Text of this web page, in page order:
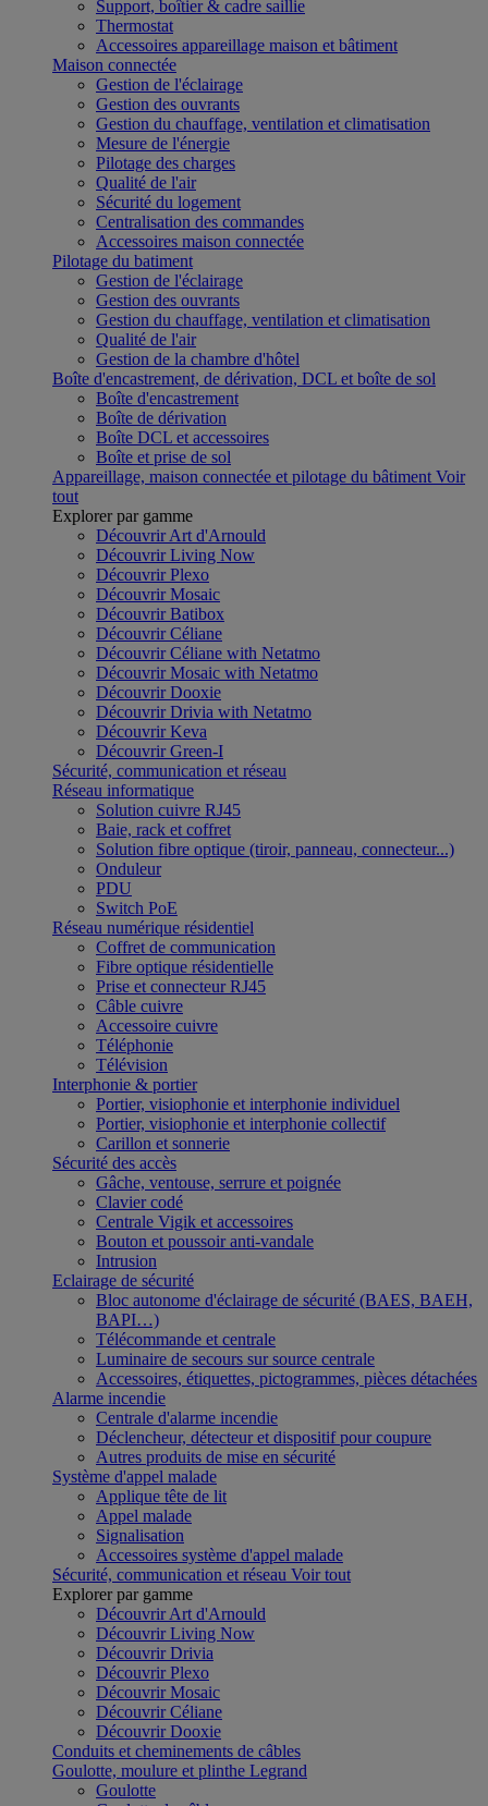
Support, boîtier & cadre saillie
Thermostat
Accessoires appareillage maison et bâtiment
Maison connectée
Gestion de l'éclairage
Gestion des ouvrants
Gestion du chauffage, ventilation et climatisation
Mesure de l'énergie
Pilotage des charges
Qualité de l'air
Sécurité du logement
Centralisation des commandes
Accessoires maison connectée
Pilotage du batiment
Gestion de l'éclairage
Gestion des ouvrants
Gestion du chauffage, ventilation et climatisation
Qualité de l'air
Gestion de la chambre d'hôtel
Boîte d'encastrement, de dérivation, DCL et boîte de sol
Boîte d'encastrement
Boîte de dérivation
Boîte DCL et accessoires
Boîte et prise de sol
Appareillage, maison connectée et pilotage du bâtiment Voir
tout
Explorer par gamme
Découvrir Art d'Arnould
Découvrir Living Now
Découvrir Plexo
Découvrir Mosaic
Découvrir Batibox
Découvrir Céliane
Découvrir Céliane with Netatmo
Découvrir Mosaic with Netatmo
Découvrir Dooxie
Découvrir Drivia with Netatmo
Découvrir Keva
Découvrir Green-I
Sécurité, communication et réseau
Réseau informatique
Solution cuivre RJ45
Baie, rack et coffret
Solution fibre optique (tiroir, panneau, connecteur...)
Onduleur
PDU
Switch PoE
Réseau numérique résidentiel
Coffret de communication
Fibre optique résidentielle
Prise et connecteur RJ45
Câble cuivre
Accessoire cuivre
Téléphonie
Télévision
Interphonie & portier
Portier, visiophonie et interphonie individuel
Portier, visiophonie et interphonie collectif
Carillon et sonnerie
Sécurité des accès
Gâche, ventouse, serrure et poignée
Clavier codé
Centrale Vigik et accessoires
Bouton et poussoir anti-vandale
Intrusion
Eclairage de sécurité
Bloc autonome d'éclairage de sécurité (BAES, BAEH,
BAPI…)
Télécommande et centrale
Luminaire de secours sur source centrale
Accessoires, étiquettes, pictogrammes, pièces détachées
Alarme incendie
Centrale d'alarme incendie
Déclencheur, détecteur et dispositif pour coupure
Autres produits de mise en sécurité
Système d'appel malade
Applique tête de lit
Appel malade
Signalisation
Accessoires système d'appel malade
Sécurité, communication et réseau Voir tout
Explorer par gamme
Découvrir Art d'Arnould
Découvrir Living Now
Découvrir Drivia
Découvrir Plexo
Découvrir Mosaic
Découvrir Céliane
Découvrir Dooxie
Conduits et cheminements de câbles
Goulotte, moulure et plinthe Legrand
Goulotte